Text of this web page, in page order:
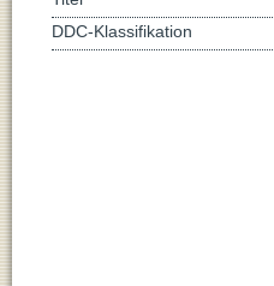
DDC-Klassifikation